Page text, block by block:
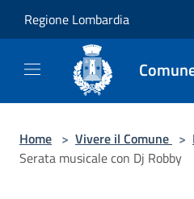
Regione Lombardia
Home > Vivere il Comune >
Serata musicale con Dj Robby